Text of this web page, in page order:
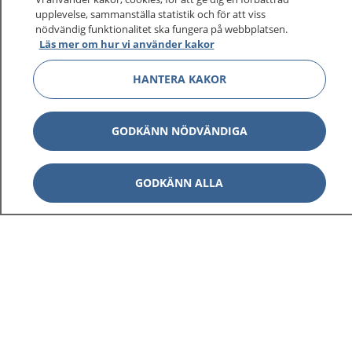
sjukdomar och vilka mottagningar du kan kontakta.
Logga in för att läsa din journal och göra dina
vårdärenden. Ring telefonnummer 1177 för
sjukvårdsrådgivning dygnet runt.
1177 ger dig råd när du vill må bättre.
1177 på flera språk Visa
upplevelse, sammanställa statistik och för att viss
nödvändig funktionalitet ska fungera på webbplatsen.
Läs mer om hur vi använder kakor
HANTERA KAKOR
GODKÄNN NÖDVÄNDIGA
GODKÄNN ALLA